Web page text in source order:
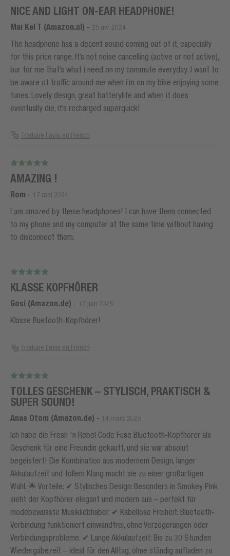
NICE AND LIGHT ON-EAR HEADPHONE!
Mai Kel T (Amazon.nl) - 25 avr. 2024
The headphone has a decent sound coming out of it, especially
for this price range. It’s not noise cancelling (active or not active),
bur for me that’s what i need on my commute everyday. I want to
be aware of traffic around me when i’m on my bike enjoying some
tunes. Lovely design, great batterylife and when it does
eventually die, it’s recharged superquick!
Traduire l'avis en French
AMAZING !
Rom - 17 mai 2024
I am amazed by these headphones! I can have them connected
to my phone and my computer at the same time without having
to disconnect them.
KLASSE KOPFHÖRER
Gosi (Amazon.de) - 17 juin 2025
Klasse Buetooth-Kopfhörer!
Traduire l'avis en French
TOLLES GESCHENK – STYLISCH, PRAKTISCH &
SUPER SOUND!
Anas Otom (Amazon.de) - 14 mars 2025
Ich habe die Fresh 'n Rebel Code Fuse Bluetooth-Kopfhörer als
Geschenk für eine Freundin gekauft, und sie war absolut
begeistert! Die Kombination aus modernem Design, langer
Akkulaufzeit und tollem Klang macht sie zu einer großartigen
Wahl. 🌟 Vorteile: ✔ Stylisches Design: Besonders in Smokey Pink
sieht der Kopfhörer elegant und modern aus – perfekt für
modebewusste Musikliebhaber. ✔ Kabellose Freiheit: Bluetooth-
Verbindung funktioniert einwandfrei, ohne Verzögerungen oder
Verbindungsprobleme. ✔ Lange Akkulaufzeit: Bis zu 30 Stunden
Wiedergabezeit – ideal für den Alltag, ohne ständig aufladen zu